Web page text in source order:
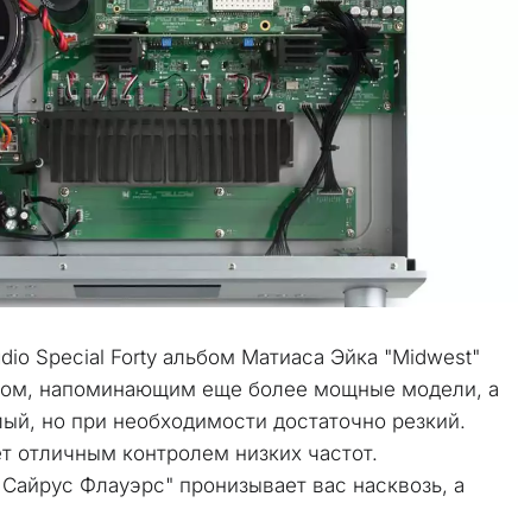
Special Forty альбом Матиаса Эйка "Midwest"
напоминающим еще более мощные модели, а
но при необходимости достаточно резкий.
отличным контролем низких частот.
Флауэрс" пронизывает вас насквозь, а